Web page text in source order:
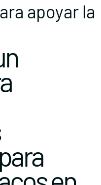
apoyar la